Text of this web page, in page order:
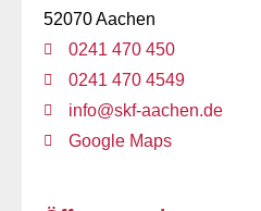
52070 Aachen
0241 470 450
0241 470 4549
info@skf-aachen.de
Google Maps